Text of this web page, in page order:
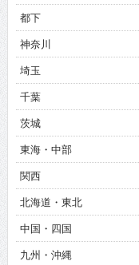
都下
神奈川
埼玉
千葉
茨城
東海・中部
関西
北海道・東北
中国・四国
九州・沖縄